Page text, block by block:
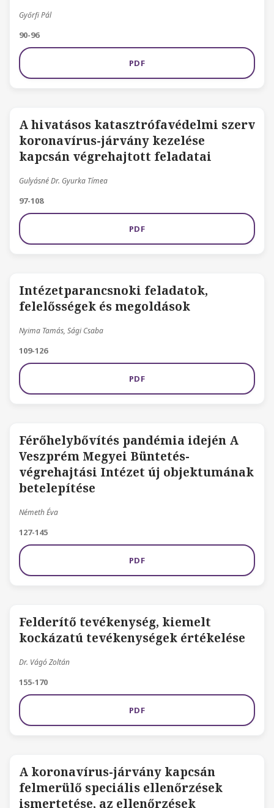
Győrfi Pál
90-96
PDF
A hivatásos katasztrófavédelmi szerv
koronavírus-járvány kezelése
kapcsán végrehajtott feladatai
Gulyásné Dr. Gyurka Tímea
97-108
PDF
Intézetparancsnoki feladatok,
felelősségek és megoldások
Nyima Tamás, Sági Csaba
109-126
PDF
Férőhelybővítés pandémia idején A
Veszprém Megyei Büntetés-
végrehajtási Intézet új objektumának
betelepítése
Németh Éva
127-145
PDF
Felderítő tevékenység, kiemelt
kockázatú tevékenységek értékelése
Dr. Vágó Zoltán
155-170
PDF
A koronavírus-járvány kapcsán
felmerülő speciális ellenőrzések
ismertetése, az ellenőrzések